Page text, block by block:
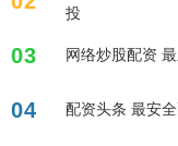
投
03 网络炒股配资
04 配资头条 最安